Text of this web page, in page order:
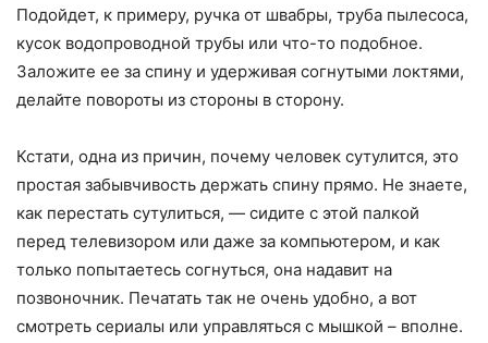
Подойдет, к примеру, ручка от швабры, труба пылесоса,
кусок водопроводной трубы или что-то подобное.
Заложите ее за спину и удерживая согнутыми локтями,
делайте повороты из стороны в сторону.
Кстати, одна из причин, почему человек сутулится, это
простая забывчивость держать спину прямо. Не знаете,
как перестать сутулиться, — сидите с этой палкой
перед телевизором или даже за компьютером, и как
только попытаетесь согнуться, она надавит на
позвоночник. Печатать так не очень удобно, а вот
смотреть сериалы или управляться с мышкой – вполне.